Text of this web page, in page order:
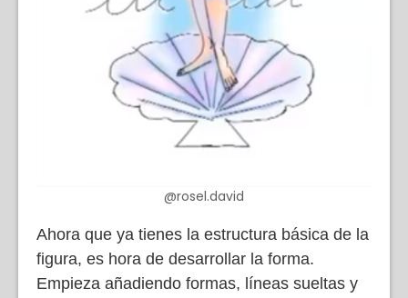
@rosel.david
Ahora que ya tienes la estructura básica de la
figura, es hora de desarrollar la forma.
Empieza añadiendo formas, líneas sueltas y